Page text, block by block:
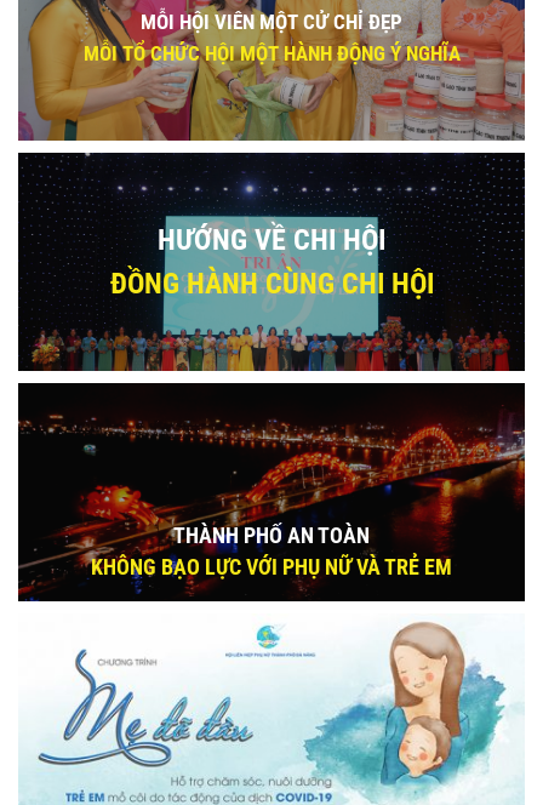
MỖI HỘI VIÊN MỘT CỬ CHỈ ĐẸP
MỖI TỔ CHỨC HỘI MỘT HÀNH ĐỘNG Ý NGHĨA
HƯỚNG VỀ CHI HỘI
ĐỒNG HÀNH CÙNG CHI HỘI
THÀNH PHỐ AN TOÀN
KHÔNG BẠO LỰC VỚI PHỤ NỮ VÀ TRẺ EM